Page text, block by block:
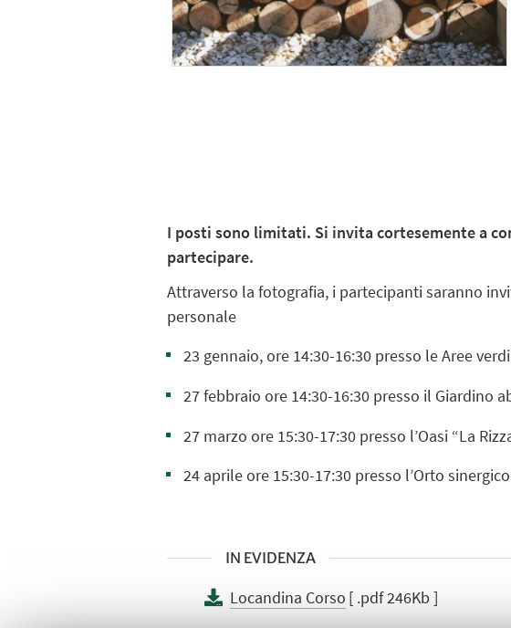
I posti sono limitati. Si invita cortesemente a
partecipare.
Attraverso la fotografia, i partecipanti saranno
personale
23 gennaio, ore 14:30-16:30 presso le Aree
27 febbraio ore 14:30-16:30 presso il Giardino
27 marzo ore 15:30-17:30 presso l’Oasi “La
24 aprile ore 15:30-17:30 presso l’Orto
IN EVIDENZA
Locandina Corso [ .pdf 246Kb ]